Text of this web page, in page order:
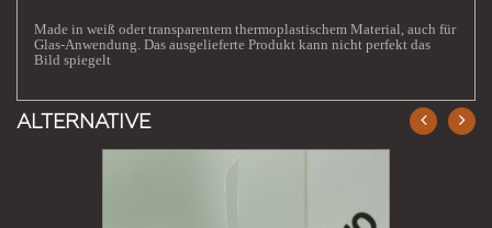
Made in weiß oder transparentem thermoplastischem Material, auch für
Glas-Anwendung. Das ausgelieferte Produkt kann nicht perfekt das
Bild spiegelt
ALTERNATIVE